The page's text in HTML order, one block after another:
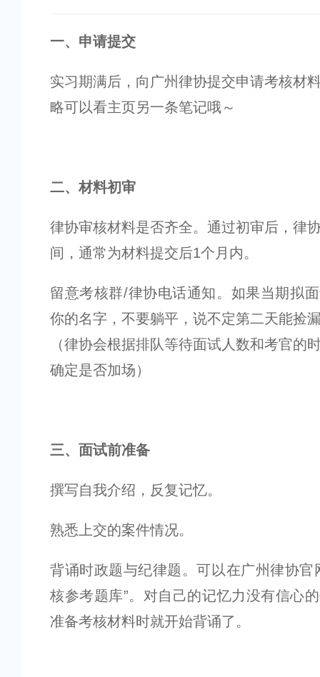
一、申请提交
实习期满后，向广州律协提交申请考核材
略可以看主页另一条笔记哦～
二、材料初审
律协审核材料是否齐全。通过初审后，律
间，通常为材料提交后1个月内。
留意考核群/律协电话通知。如果当期拟
你的名字，不要躺平，说不定第二天能捡
（律协会根据排队等待面试人数和考官的
确定是否加场）
三、面试前准备
撰写自我介绍，反复记忆。
熟悉上交的案件情况。
背诵时政题与纪律题。可以在广州律协官
核参考题库”。对自己的记忆力没有信心
准备考核材料时就开始背诵了。